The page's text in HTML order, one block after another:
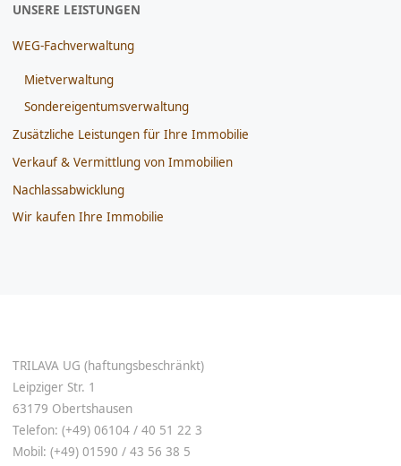
UNSERE LEISTUNGEN
WEG-Fachverwaltung
Mietverwaltung
Sondereigentumsverwaltung
Zusätzliche Leistungen für Ihre Immobilie
Verkauf & Vermittlung von Immobilien
Nachlassabwicklung
Wir kaufen Ihre Immobilie
TRILAVA UG (haftungsbeschränkt)
Leipziger Str. 1
63179 Obertshausen
Telefon: (+49) 06104 / 40 51 22 3
Mobil: (+49) 01590 / 43 56 38 5